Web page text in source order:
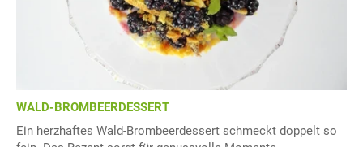
WALD-BROMBEERDESSERT
Ein herzhaftes Wald-Brombeerdessert schmeckt doppelt so